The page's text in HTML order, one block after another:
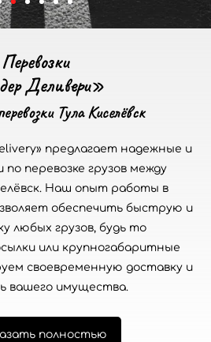
Перевозки
Деливери»
Тула Киселёвск
предлагает надежные и
перевозке грузов между
Наш опыт работы в
обеспечить быструю и
любых грузов, будь то
или крупногабаритные
своевременную доставку и
вашего имущества.
полностью